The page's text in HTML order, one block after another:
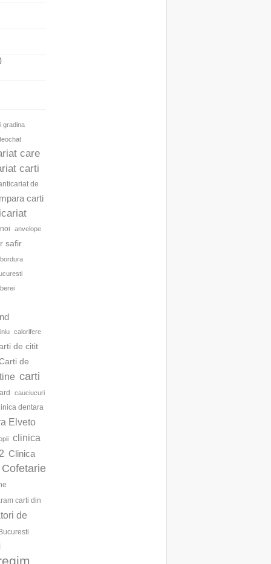
gradina
care
carti
de
carti
anvelope
safir
bordura
calorifere
de citit
de
carti
cauciucuri
dentara
Elveto
clinica
Clinica
Cofetarie
carti din
de